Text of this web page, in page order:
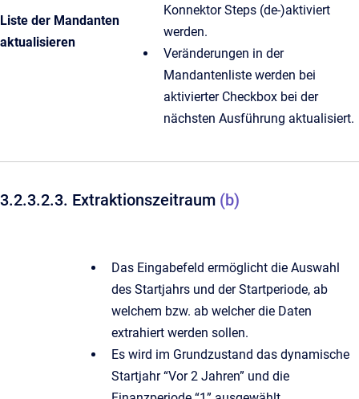
Liste der Mandanten
aktualisieren
Konnektor Steps (de-)aktiviert
werden.
Veränderungen in der
Mandantenliste werden bei
aktivierter Checkbox bei der
nächsten Ausführung aktualisiert.
3.2.3.2.3. Extraktionszeitraum (b)
Das Eingabefeld ermöglicht die Auswahl
des Startjahrs und der Startperiode, ab
welchem bzw. ab welcher die Daten
extrahiert werden sollen.
Es wird im Grundzustand das dynamische
Startjahr “Vor 2 Jahren” und die